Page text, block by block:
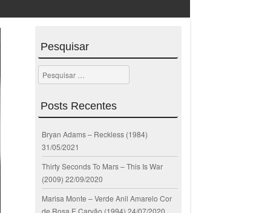
Pesquisar
Pesquisar
Posts Recentes
Bryan Adams – Reckless (1984)
31/05/2021
Thirty Seconds To Mars – This Is War
(2009) 22/09/2020
Marisa Monte – Verde Anil Amarelo Cor
de Rosa E Carvão (1994) 24/07/2020